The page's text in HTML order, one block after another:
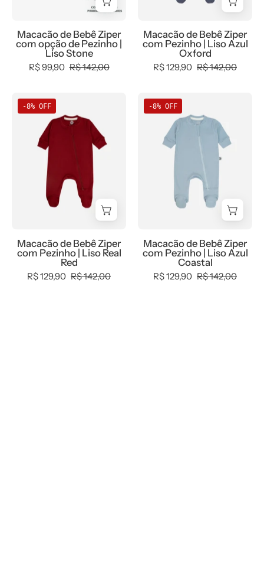
Stone
Macacão de Bebê Ziper
com opção de Pezinho |
Liso Stone
R$ 99,90 R$ 142,00
Oxford
—
MiniMalista
Safra
Premium
azul
acinzentado
atemporal
bebê
Macacão de Bebê Ziper
com Pezinho | Liso Azul
Oxford
R$ 129,90 R$ 142,00
de
Bebê
Pezinho
Liso
-8% OFF
Macacão de Bebê Ziper
com Pezinho | Liso Real
Red
R$ 129,90 R$ 142,00
de
Liso
-8% OFF
Macacão de Bebê Ziper
com Pezinho | Liso Azul
Coastal
R$ 129,90 R$ 142,00